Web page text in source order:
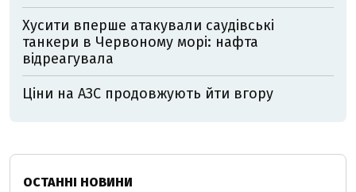
Хусити вперше атакували саудівські
танкери в Червоному морі: нафта
відреагувала
Ціни на АЗС продовжують йти вгору
ОСТАННІ НОВИНИ